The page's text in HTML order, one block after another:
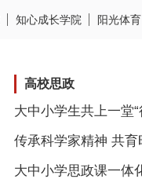
知心成长学院 阳光体育
高校思政
大中小学生共上一堂
传承科学家精神 共育
大中小学思政课一体